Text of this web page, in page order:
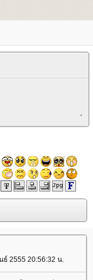
2555 20:56:32 น.